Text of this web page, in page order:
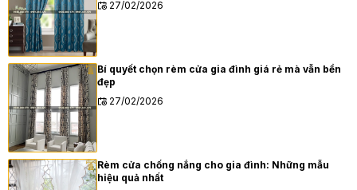
27/02/2026
Bí quyết chọn rèm cửa gia đình giá rẻ mà vẫn bền
đẹp
27/02/2026
Rèm cửa chống nắng cho gia đình: Những mẫu
hiệu quả nhất